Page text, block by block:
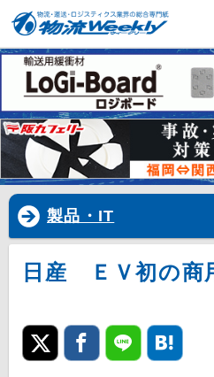
製品・IT
日産 ＥＶ初の商